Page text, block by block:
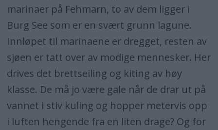
marinaer på Fehmarn, to av dem ligger i
Burg See som er en svært grunn lagune.
Innløpet til marinaene er dregget, resten av
sjøen er tatt over av modige mennesker. Her
drives det brettseiling og kiting av høy
klasse. De må jo være gale når de drar ut på
vannet i stiv kuling og hopper metervis opp
i luften hengende fra en liten drage? Og for